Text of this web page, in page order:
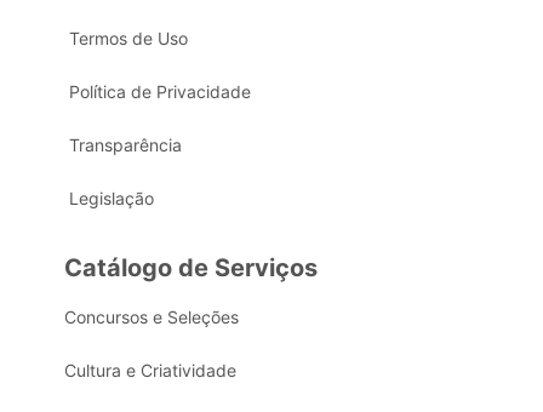
Termos de Uso
Política de Privacidade
Transparência
Legislação
Catálogo de Serviços
Concursos e Seleções
Cultura e Criatividade